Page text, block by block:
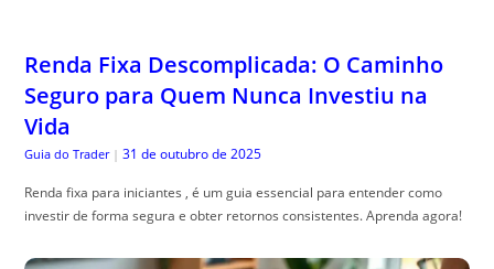
Renda Fixa Descomplicada: O Caminho
Seguro para Quem Nunca Investiu na
Vida
Guia do Trader | 31 de outubro de 2025
Renda fixa para iniciantes , é um guia essencial para entender como
investir de forma segura e obter retornos consistentes. Aprenda agora!